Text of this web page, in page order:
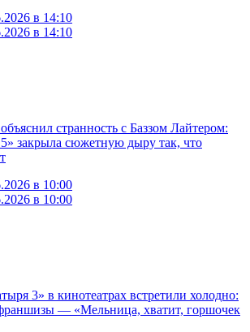
в 14:10
в 14:10
странность с Баззом Лайтером:
закрыла сюжетную дыру так, что
в 10:00
в 10:00
3» в кинотеатрах встретили холодно:
— «Мельница, хватит, горшочек